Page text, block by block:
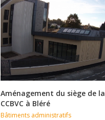
Aménagement du siège de la
CCBVC à Bléré
Bâtiments administratifs